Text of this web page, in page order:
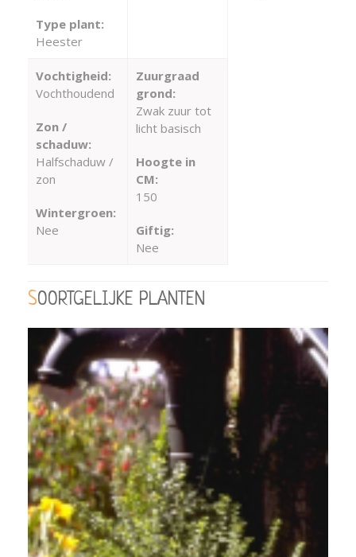
Type plant:
Heester
Vochtigheid:
Vochthoudend
Zon /
schaduw:
Halfschaduw /
zon
Wintergroen:
Nee
Zuurgraad
grond:
Zwak zuur tot
licht basisch
Hoogte in
CM:
150
Giftig:
Nee
SOORTGELIJKE PLANTEN